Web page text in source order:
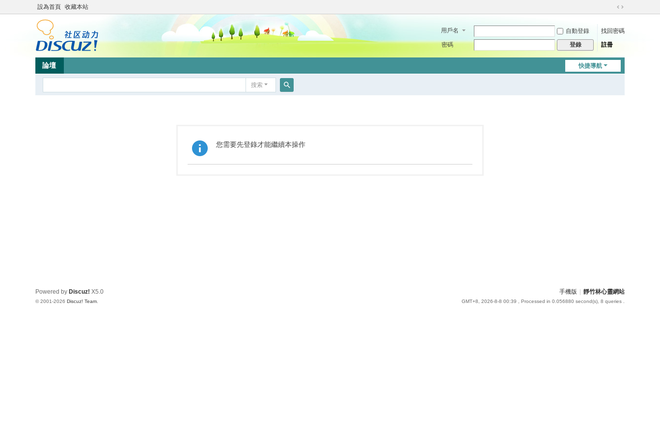
設為首頁 收藏本站
切
到
用戶名 自動登錄
找回密碼
密碼
登錄 註冊
快捷導航
論壇
搜索
您需要先登錄才能繼續本操作
手機版 靜竹林心靈網站
GMT+8, 2026-8-8 00:39 , Processed in 0.056880 second(s), 8 queries .
Powered by Discuz! X5.0
© 2001-2026 Discuz! Team